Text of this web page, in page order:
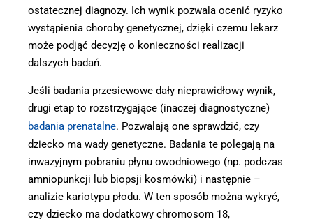
ostatecznej diagnozy. Ich wynik pozwala ocenić ryzyko
wystąpienia choroby genetycznej, dzięki czemu lekarz
może podjąć decyzję o konieczności realizacji
dalszych badań.
Jeśli badania przesiewowe dały nieprawidłowy wynik,
drugi etap to rozstrzygające (inaczej diagnostyczne)
badania prenatalne. Pozwalają one sprawdzić, czy
dziecko ma wady genetyczne. Badania te polegają na
inwazyjnym pobraniu płynu owodniowego (np. podczas
amniopunkcji lub biopsji kosmówki) i następnie –
analizie kariotypu płodu. W ten sposób można wykryć,
czy dziecko ma dodatkowy chromosom 18,